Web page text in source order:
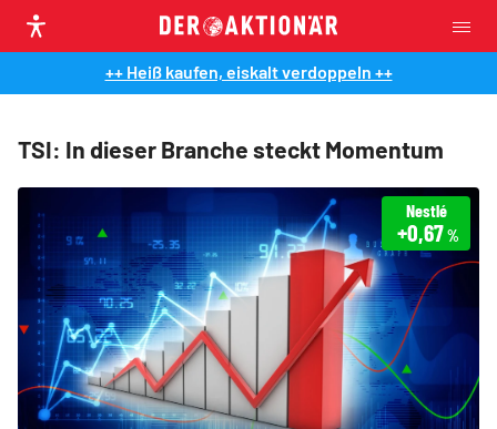
++ Heiß kaufen, eiskalt verdoppeln ++
TSI: In dieser Branche steckt Momentum
Nestlé
+0,67%